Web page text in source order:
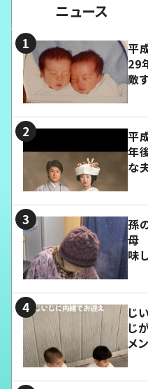
ニュース
平
29
敵
平
年
な
孫
母
味
じ
じ
メ